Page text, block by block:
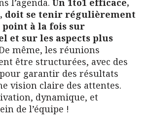
l’agenda.Un 1to1 efficace,
doit se tenir régulièrement
à la fois sur
et sur les aspects plus
même, les réunions
être structurées, avec des
garantir des résultats
vision claire des attentes.
dynamique, et
de l’équipe !